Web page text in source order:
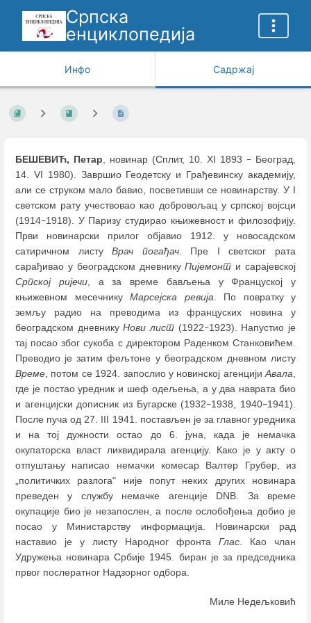
Српска
енциклопедија
Инфо Садржај
БЕШЕВИЋ, Петар, новинар (Сплит, 10. XI 1893 – Београд,
14. VI 1980). Завршио Геодетску и Грађевинску академију,
али се струком мало бавио, посветивши се новинарству. У I
светском рату учествовао као добровољац у српској војсци
(1914–1918). У Паризу студирао књижевност и филозофију.
Први новинарски прилог објавио 1912. у новосадском
сатиричном листуВрач погађач. Пре I светског рата
сарађивао у београдском дневникуПијемонт и сарајевској
Српској ријечи, а за време бављења у Француској у
књижевном месечнику Марсејска ревија. По повратку у
земљу радио на преводима из француских новина у
београдском дневникуНови лист (1922–1923). Напустио је
тај посао због сукоба с директором Раденком Станковићем.
Преводио је затим фељтоне у београдском дневном листу
Време, потом се 1924. запослио у новинској агенцијиАвала,
где је постао уредник и шеф одељења, а у два наврата био
и агенцијски дописник из Бугарске (1932–1938, 1940–1941).
После пуча од 27. III 1941. постављен је за главног уредника
и на тој дужности остао до 6. јуна, када је немачка
окупаторска власт ликвидирала агенцију. Како је у акту о
отпуштању написао немачки комесар Валтер Грубер, из
„политичких разлога" није попут неких других новинара
преведен у службу немачке агенције DNB. За време
окупације био је незапослен, а после ослобођења добио је
посао у Министарству информација. Новинарски рад
наставио је у листу Народног фронта Глас. Као члан
Удружења новинара Србије 1945. биран је за председника
првог послератног Надзорног одбора.
Миле Недељковић